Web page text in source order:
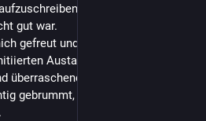
was heute wichtig
gut war.
gefreut und ermutigt hat:
Austausch über Banden-
überraschend viele Leute
gebrummt, und viele haben sich